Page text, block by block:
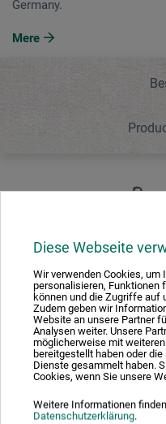
Diese Webseite
Wir verwenden Cookies, um
personalisieren, Funktionen
können und die Zugriffe auf
Zudem geben wir
Website an unsere Partner
Analysen weiter. Unsere
möglicherweise mit
bereitgestellt haben oder
Dienste gesammelt haben.
Cookies, wenn Sie unsere
Weitere Informationen
Datenschutzerklärung.
Germany.
Mere
Penslen med syntetisk
særligt velegnet til at
fjerne overskydende
Made in Germany.